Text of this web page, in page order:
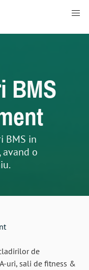
to homepage
BMS
BMS in
o
de
uri, sali de fitness &